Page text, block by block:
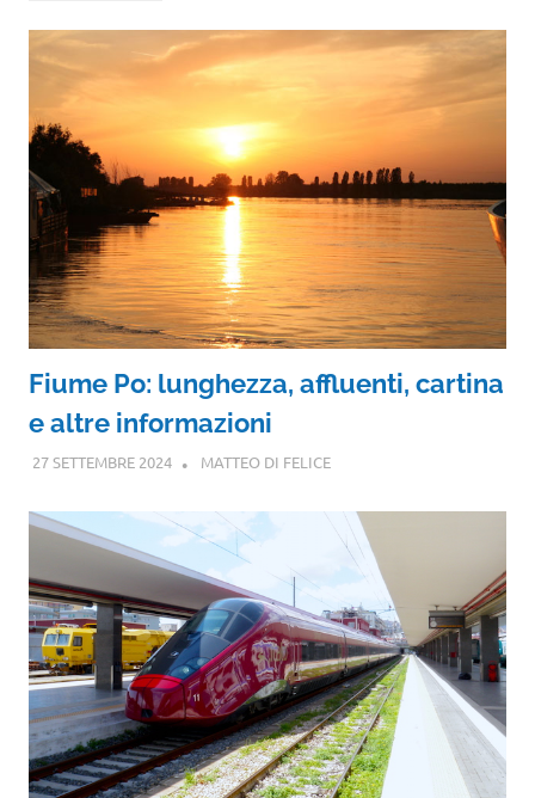
Fiume Po: lunghezza, affluenti, cartina
e altre informazioni
27 SETTEMBRE 2024 MATTEO DI FELICE